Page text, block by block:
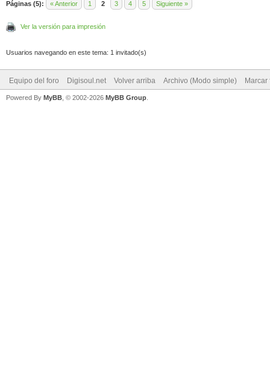
Páginas (5): « Anterior 1 2 3 4 5 Siguiente »
Ver la versión para impresión
Usuarios navegando en este tema: 1 invitado(s)
Equipo del foro Digisoul.net Volver arriba Archivo (Modo simple) Marcar
Powered By MyBB , © 2002-2026 MyBB Group